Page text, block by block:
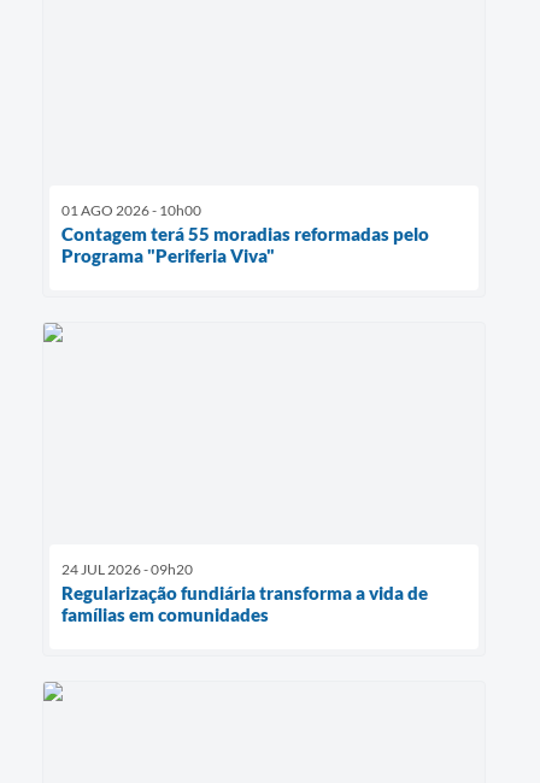
01 AGO 2026 - 10h00
Contagem terá 55 moradias reformadas pelo
Programa "Periferia Viva"
24 JUL 2026 - 09h20
Regularização fundiária transforma a vida de
famílias em comunidades